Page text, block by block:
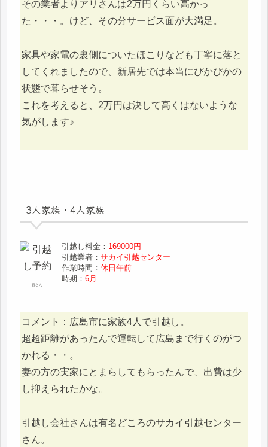
その業者よりアリさんは2万円くらい高かっ
た・・・。けど、その分サービス面が大満足。
家具や家電の裏側についたほこりなども丁寧に落と
してくれましたので、新居先では本当にぴかぴかの
状態で暮らせそう。
これを考えると、2万円は決して高くはないような
気がします♪
3人家族・4人家族
宮さん
引越し料金： 169000円
引越業者：サカイ引越センター
作業時間：休日午前
時期：6月
コメント：広島市に家族4人で引越し。
超超距離があったんで運転して広島まで行くのがつ
かれる・・。
妻の方の実家にとまらしてもらったんで、出費は少
し抑えられたかな。
引越し会社さんは有名どころのサカイ引越センター
さん。